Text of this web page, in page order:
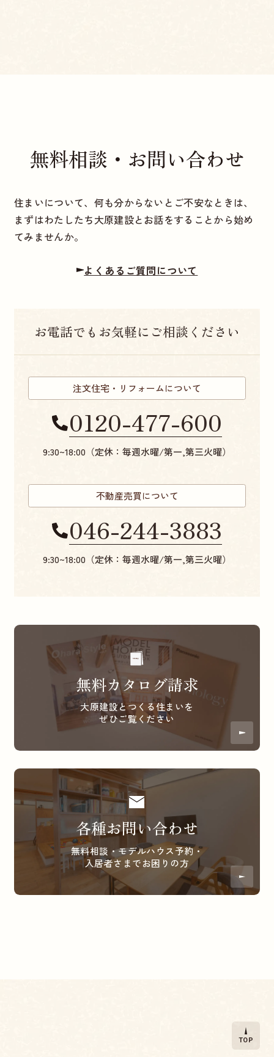
無料相談・お問い合わせ
住まいについて、何も分からないとご不安なときは、
まずはわたしたち大原建設とお話をすることから始め
てみませんか。
よくあるご質問について
お電話でもお気軽にご相談ください
注文住宅・リフォームについて
0120-477-600
9:30~18:00（定休：毎週水曜/第一,第三火曜）
不動産売買について
046-244-3883
9:30~18:00（定休：毎週水曜/第一,第三火曜）
無料カタログ請求
大原建設とつくる住まいを
ぜひご覧ください
各種お問い合わせ
無料相談・モデルハウス予約・
入居者さまでお困りの方
TOP